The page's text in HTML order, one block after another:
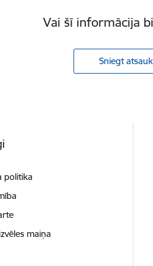
Vai šī informācija
Sniegt
politika
maiņa